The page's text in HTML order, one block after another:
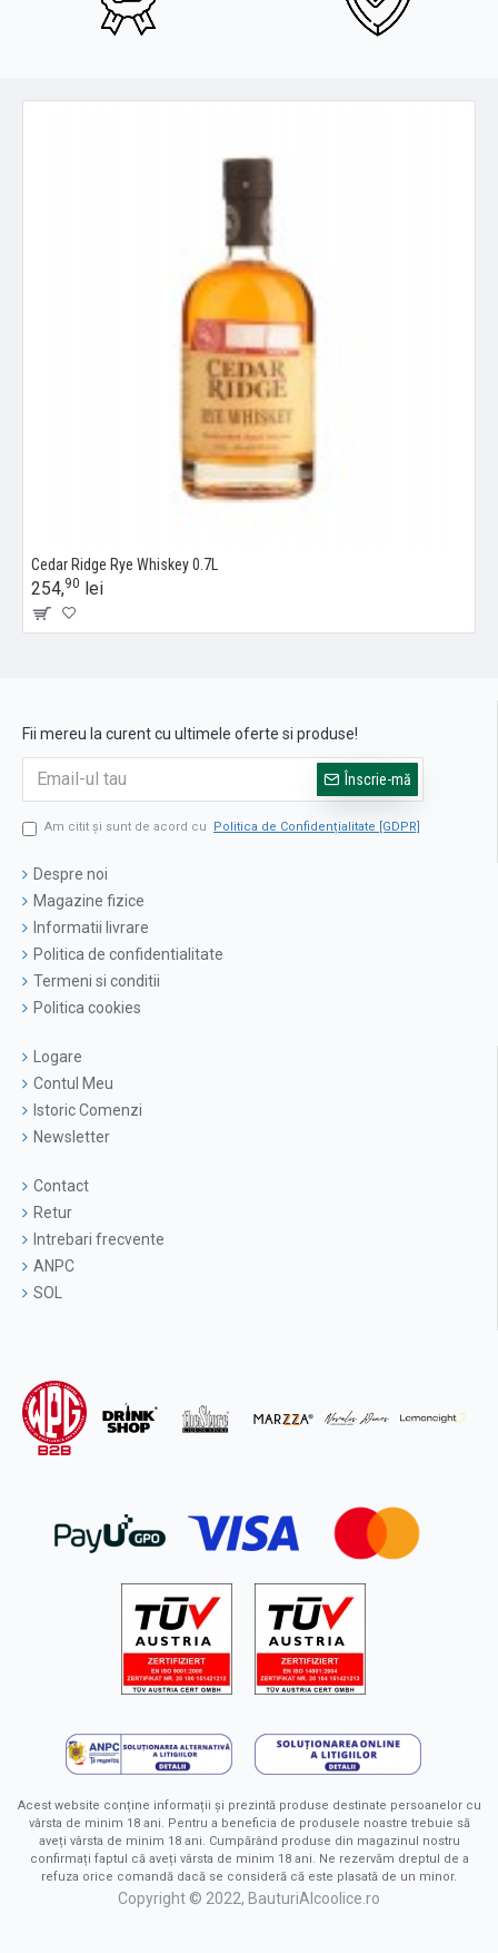
Cedar Ridge Rye Whiskey 0.7L
254,90 lei
Fii mereu la curent cu ultimele oferte si produse!
Înscrie-mă
Am citit şi sunt de acord cu Politica de Confidențialitate [GDPR]
Despre noi
Magazine fizice
Informatii livrare
Politica de confidentialitate
Termeni si conditii
Politica cookies
Logare
Contul Meu
Istoric Comenzi
Newsletter
Contact
Retur
Intrebari frecvente
ANPC
SOL
Acest website conține informații și prezintă produse destinate persoanelor cu
vârsta de minim 18 ani. Pentru a beneficia de produsele noastre trebuie să
aveți vârsta de minim 18 ani. Cumpărând produse din magazinul nostru
confirmați faptul că aveți vârsta de minim 18 ani. Ne rezervăm dreptul de a
refuza orice comandă dacă se consideră că este plasată de un minor.
Copyright © 2022, BauturiAlcoolice.ro